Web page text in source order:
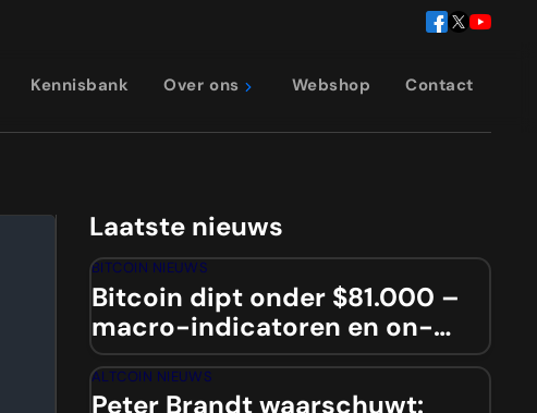
Kennisbank Over ons Webshop Contact
Laatste nieuws
BITCOIN NIEUWS
Bitcoin dipt onder $81.000 –
macro-indicatoren en on-
chain data wijzen op mogelijke
squeeze
ALTCOIN NIEUWS